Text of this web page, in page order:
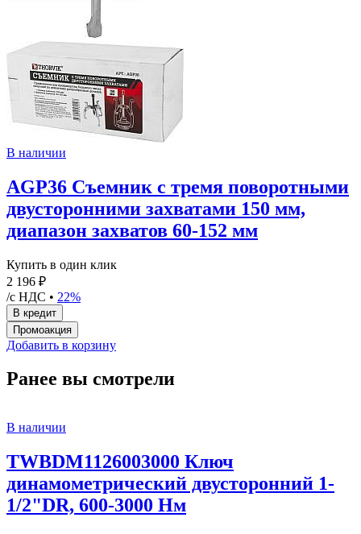
В наличии
AGP36 Съемник с тремя поворотными
двусторонними захватами 150 мм,
диапазон захватов 60-152 мм
Купить в один клик
2 196 ₽
/с НДС • 22%
Добавить в корзину
Ранее вы смотрели
В наличии
TWBDM1126003000 Ключ
динамометрический двусторонний 1-
1/2"DR, 600-3000 Нм